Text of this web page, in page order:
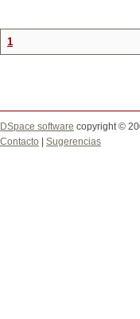
1
DSpace software copyright ©
Contacto
Sugerencias